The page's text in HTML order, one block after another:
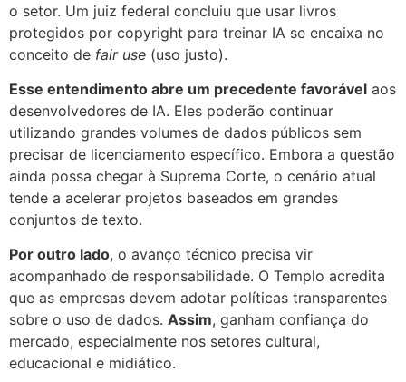
o setor. Um juiz federal concluiu que usar livros
protegidos por copyright para treinar IA se encaixa no
conceito de fair use (uso justo).
Esse entendimento abre um precedente favorável aos
desenvolvedores de IA. Eles poderão continuar
utilizando grandes volumes de dados públicos sem
precisar de licenciamento específico. Embora a questão
ainda possa chegar à Suprema Corte, o cenário atual
tende a acelerar projetos baseados em grandes
conjuntos de texto.
Por outro lado, o avanço técnico precisa vir
acompanhado de responsabilidade. O Templo acredita
que as empresas devem adotar políticas transparentes
sobre o uso de dados. Assim, ganham confiança do
mercado, especialmente nos setores cultural,
educacional e midiático.